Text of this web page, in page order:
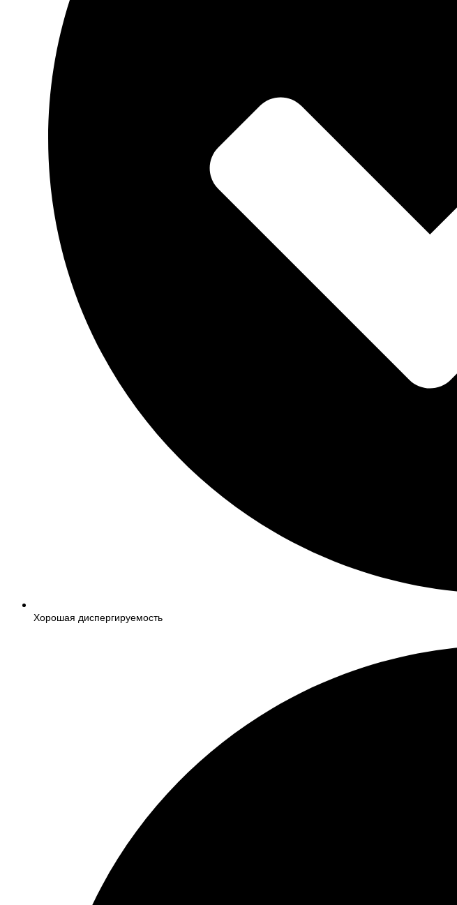
Хорошая диспергируемость